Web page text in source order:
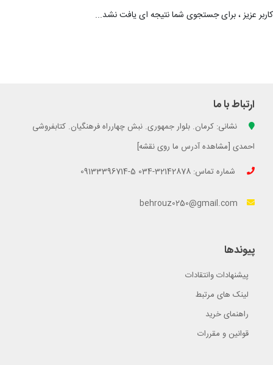
کاربر عزیز ، برای جستجوی شما نتیجه ای یافت نشد...
ارتباط با ما
نشانی: کرمان. بلوار جمهوری. نبش چهارراه فرهنگیان. کتابفروشی
احمدی [مشاهده آدرس ما روی نقشه]
شماره تماس: 32142878-034 5-09133396714
behrouz0250@gmail.com
پیوندها
پیشنهادات وانتقادات
لینک های مرتبط
راهنمای خرید
قوانین و مقررات